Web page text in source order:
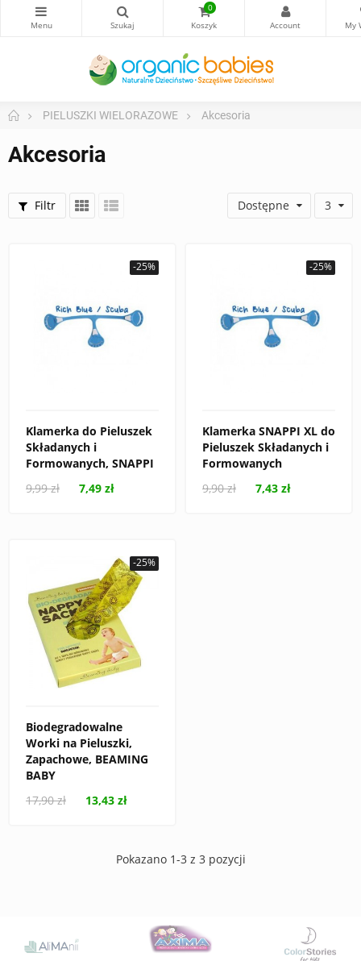
0
PIELUSZKI WIELORAZOWE Akcesoria
Akcesoria
Filtr Dostępne 3
-25%
Klamerka do Pieluszek
Składanych i
Formowanych, SNAPPI
9,99 zł
7,49 zł
-25%
Klamerka SNAPPI XL do
Pieluszek Składanych i
Formowanych
9,90 zł
7,43 zł
-25%
Biodegradowalne
Worki na Pieluszki,
Zapachowe, BEAMING
BABY
17,90 zł
13,43 zł
Pokazano 1-3 z 3 pozycji